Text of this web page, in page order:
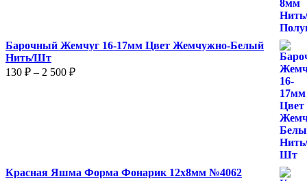
Барочный Жемчуг 16-17мм Цвет Жемчужно-Белый
Нить/Шт
130 ₽ – 2 500 ₽Диапазон
Красная Яшма Форма Фонарик 12x8мм №4062